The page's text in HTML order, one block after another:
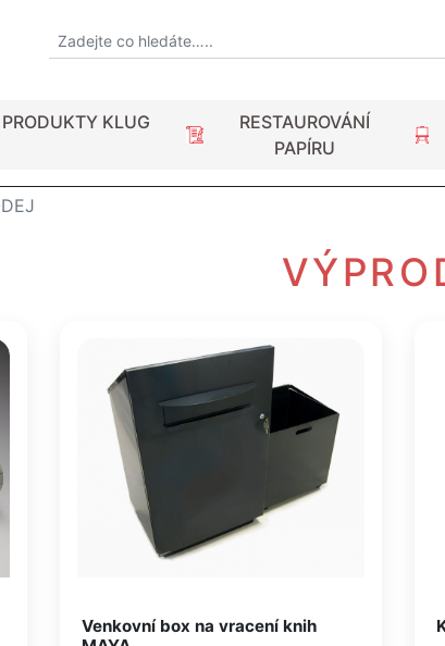
PRODUKTY KLUG
RESTAUROVÁNÍ
PAPÍRU
Venkovní box na vracení knih